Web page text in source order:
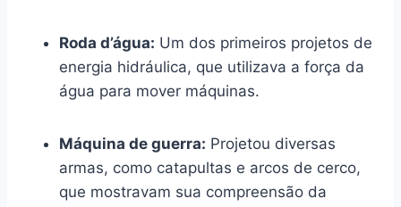
Roda d’água: Um dos primeiros projetos de
energia hidráulica, que utilizava a força da
água para mover máquinas.
Máquina de guerra: Projetou diversas
armas, como catapultas e arcos de cerco,
que mostravam sua compreensão da